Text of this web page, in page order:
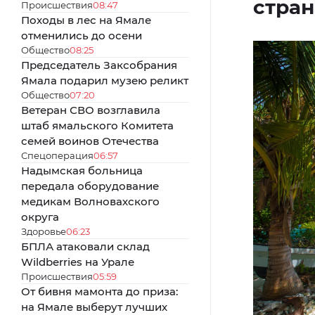
Происшествия08:47
Походы в лес на Ямале
отменились до осени
Общество08:25
Председатель Заксобрания
Ямала подарил музею реликт
Общество07:20
Ветеран СВО возглавила
штаб ямальского Комитета
семей воинов Отечества
Спецоперация06:57
Надымская больница
передала оборудование
медикам Волновахского
округа
Здоровье06:23
БПЛА атаковали склад
Wildberries на Урале
Происшествия05:59
От бивня мамонта до приза:
на Ямале выберут лучших